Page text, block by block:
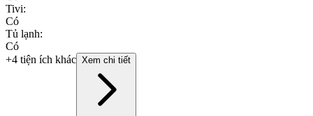
Tivi:
Có
Tủ lạnh:
Có
+4 tiện ích khác Xem chi tiết